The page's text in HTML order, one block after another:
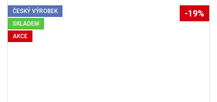
ČESKÝ VÝROBEK
SKLADEM
AKCE
-19%